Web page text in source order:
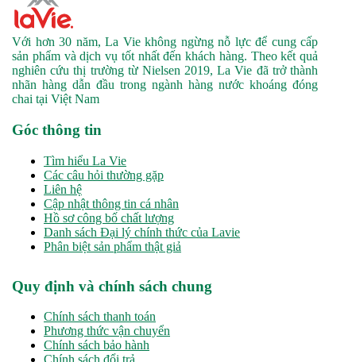
Với hơn 30 năm, La Vie không ngừng nỗ lực để cung cấp
sản phẩm và dịch vụ tốt nhất đến khách hàng. Theo kết quả
nghiên cứu thị trường từ Nielsen 2019, La Vie đã trở thành
nhãn hàng dẫn đầu trong ngành hàng nước khoáng đóng
chai tại Việt Nam
Góc thông tin
Tìm hiểu La Vie
Các câu hỏi thường gặp
Liên hệ
Cập nhật thông tin cá nhân
Hồ sơ công bố chất lượng
Danh sách Đại lý chính thức của Lavie
Phân biệt sản phẩm thật giả
Quy định và chính sách chung
Chính sách thanh toán
Phương thức vận chuyển
Chính sách bảo hành